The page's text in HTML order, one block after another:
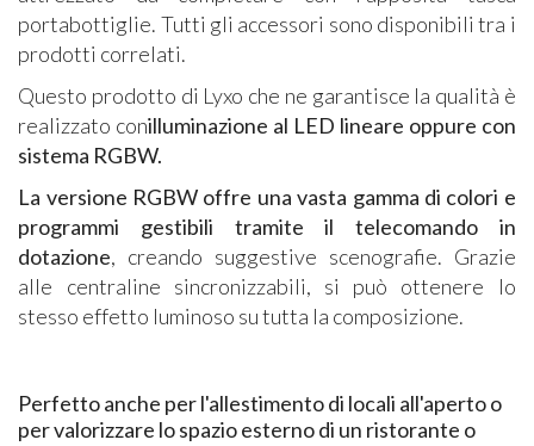
portabottiglie. Tutti gli accessori sono disponibili tra i
prodotti correlati.
Questo prodotto di Lyxo che ne garantisce la qualità è
realizzato conilluminazione al LED lineare oppure con
sistema RGBW.
La versione RGBW offre una vasta gamma di colori e
programmi gestibili tramite il telecomando in
dotazione, creando suggestive scenografie. Grazie
alle centraline sincronizzabili, si può ottenere lo
stesso effetto luminoso su tutta la composizione.​​
Perfetto anche per l'allestimento di locali all'aperto o
per valorizzare lo spazio esterno di un ristorante o